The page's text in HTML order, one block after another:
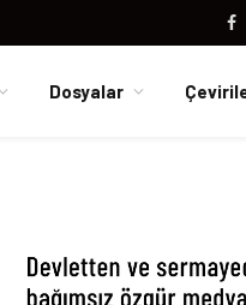
Dosyalar